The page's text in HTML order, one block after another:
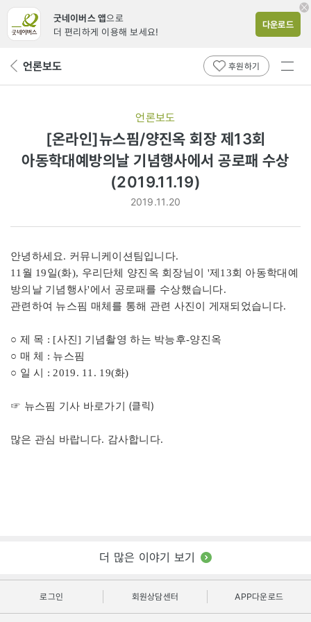
굿네이버스 앱으로
더 편리하게 이용해 보세요!
다운로드
뒤 언론보도 후원하기
전체
언론보도
[온라인]뉴스핌/양진옥 회장 제13회
아동학대예방의날 기념행사에서 공로패 수상
(2019.11.19)
2019.11.20
안녕하세요. 커뮤니케이션팀입니다.
11월 19일(화), 우리단체 양진옥 회장님이 '제13회 아동학대예
방의날 기념행사'에서 공로패를 수상했습니다.
관련하여 뉴스핌 매체를 통해 관련 사진이 게재되었습니다.
○ 제 목 : [사진] 기념촬영 하는 박능후-양진옥
○ 매 체 : 뉴스핌
○ 일 시 : 2019. 11. 19(화)
☞ 뉴스핌 기사 바로가기 (클릭)
많은 관심 바랍니다. 감사합니다.
더 많은 이야기 보기
로그인 회원상담센터 APP다운로드